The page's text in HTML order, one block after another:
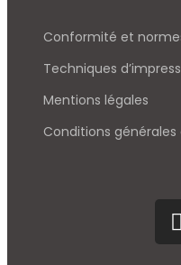
Conformité et
Techniques
Mentions légales
Conditions